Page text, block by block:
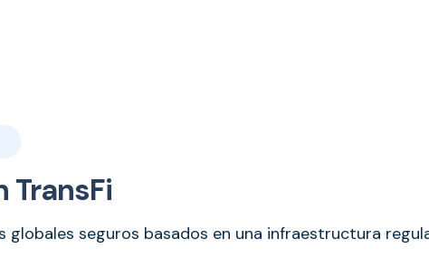
TransFi
seguros basados en una infraestructura